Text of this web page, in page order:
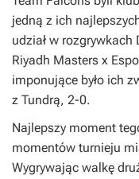
jedną z ich
udział w rozgrywkach
Riyadh Masters x
imponujące było ich
z Tundrą, 2-0.
Najlepszy moment
momentów turnieju
Wygrywając walkę